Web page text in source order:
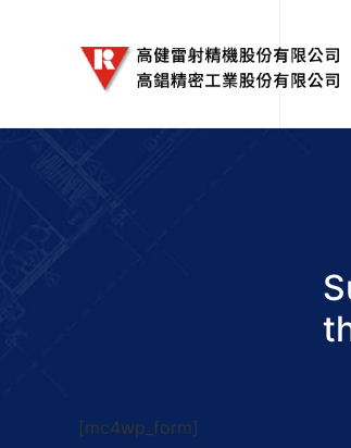
[mc4wp_form]